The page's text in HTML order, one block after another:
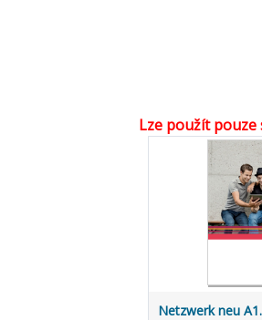
Lze použít
Netzwerk neu